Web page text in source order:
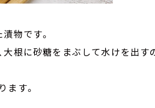
物です。
根に砂糖をまぶして水けを出す
ます。